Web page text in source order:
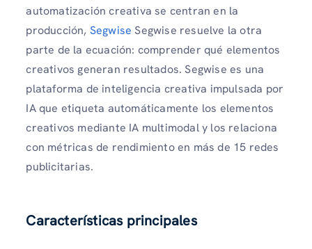
automatización creativa se centran en la
producción, Segwise Segwise resuelve la otra
parte de la ecuación: comprender qué elementos
creativos generan resultados. Segwise es una
plataforma de inteligencia creativa impulsada por
IA que etiqueta automáticamente los elementos
creativos mediante IA multimodal y los relaciona
con métricas de rendimiento en más de 15 redes
publicitarias.
Características principales